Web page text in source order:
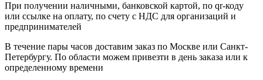
При получении наличными, банковской картой, по qr-коду
или ссылке на оплату, по счету с НДС для организаций и
предпринимателей
В течение пары часов доставим заказ по Москве или Санкт-
Петербургу. По области можем привезти в день заказа или к
определенному времени